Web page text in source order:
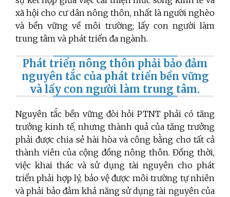
xã hội cho cư dân nông thôn, nhất là người nghèo
và bền vững về môi trường; lấy con người làm
trung tâm và phát triển đa ngành.
Phát triển nông thôn phải bảo đảm
nguyên tắc của phát triển bền vững
và lấy con người làm trung tâm.
Nguyên tắc bền vững đòi hỏi PTNT phải có tăng
trưởng kinh tế, nhưng thành quả của tăng trưởng
phải được chia sẻ hài hòa và công bằng cho tất cả
thành viên của cộng đồng nông thôn. Đồng thời,
việc khai thác và sử dụng tài nguyên cho phát
triển phải hợp lý, bảo vệ được môi trường tự nhiên
và phải bảo đảm khả năng sử dụng tài nguyên của